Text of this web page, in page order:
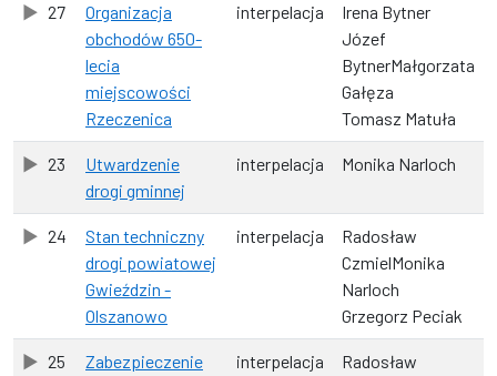
27
Organizacja
obchodów 650-
lecia
miejscowości
Rzeczenica
interpelacja
Irena Bytner
Józef
BytnerMałgorzata
Gałęza
Tomasz Matuła
23
Utwardzenie
drogi gminnej
interpelacja Monika Narloch
24
Stan techniczny
drogi powiatowej
Gwieździn -
Olszanowo
interpelacja
Radosław
CzmielMonika
Narloch
Grzegorz Peciak
25
Zabezpieczenie
interpelacja
Radosław